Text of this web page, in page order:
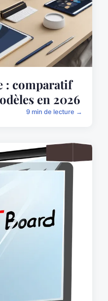
: comparatif
en 2026
9 min de lecture →